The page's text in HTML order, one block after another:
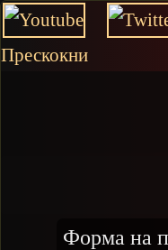
Прескокни
Форма на